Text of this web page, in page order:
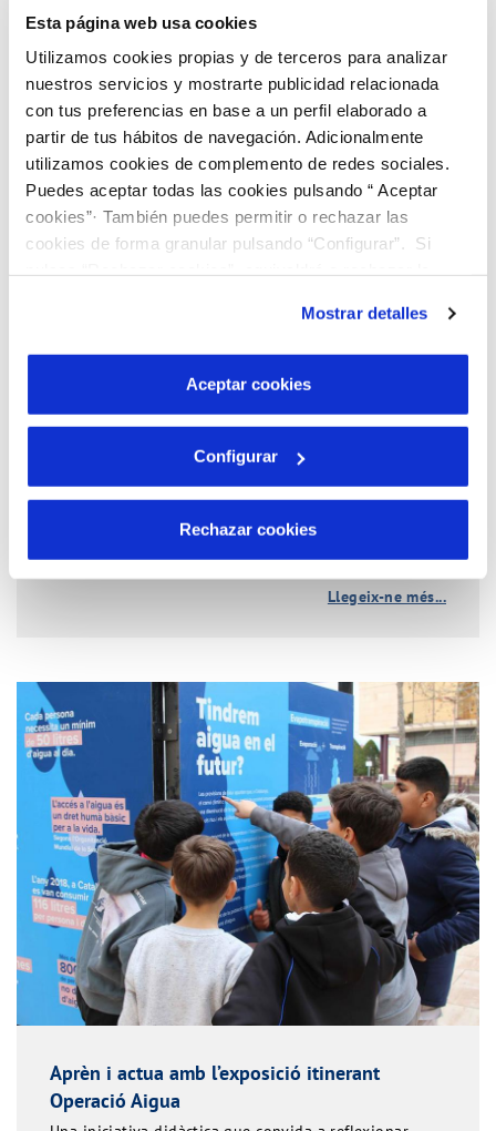
Esta página web usa cookies
Utilizamos cookies propias y de terceros para analizar
nuestros servicios y mostrarte publicidad relacionada
con tus preferencias en base a un perfil elaborado a
partir de tus hábitos de navegación. Adicionalmente
utilizamos cookies de complemento de redes sociales.
Puedes aceptar todas las cookies pulsando “ Aceptar
cookies”· También puedes permitir o rechazar las
cookies de forma granular pulsando “Configurar”. Si
son indispensables para que el sitio web funcione y que
por tanto no se pueden desactivar. Puedes consultar
más información en nuestraPolítica de Cookies
Mostrar detalles
Aceptar cookies
Configurar
Rechazar cookies
Descobreix el nostre programa de Beques
“Joves Talents”!
Busquem joves brillants que vulguin cursar estudis
Llegeix-ne més...
Aprèn i actua amb l’exposició itinerant
Operació Aigua